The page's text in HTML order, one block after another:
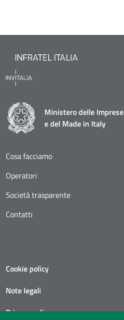
Ministero delle Imprese
e del Made in Italy
Cosa facciamo
Operatori
Società trasparente
Contatti
Cookie policy
Note legali
Privacy policy